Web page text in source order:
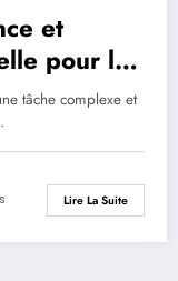
et
pour les
tâche complexe et
Lire La Suite